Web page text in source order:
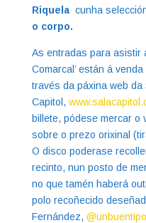
Riquelacunha
o corpo.
As entradas para asistir
Comarcal’ están á
través da páxina web da
Capitol,
billete, pódese mercar o
sobre o prezo orixinal
O disco poderase
recinto, nun posto de
no que tamén haberá
polo recoñecido
Fernández, @unbuentipo